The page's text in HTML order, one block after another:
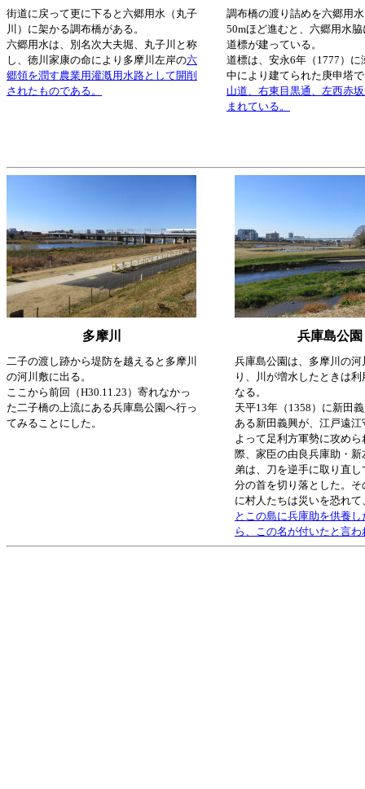
街道に戻って更に下ると六郷用水（丸子
川）に架かる調布橋がある。
六郷用水は、別名次大夫堀、丸子川と称
し、徳川家康の命により多摩川左岸の六
郷領を潤す農業用灌漑用水路として開削
されたものである。
調布橋の渡り詰めを六郷用
50mほど進むと、六郷用水
道標が建っている。
道標は、安永6年（1777）に
中により建てられた庚申塔
山道、右東目黒通、左西赤
まれている。
多摩川 兵庫島公園
二子の渡し跡から堤防を越えると多摩川
の河川敷に出る。
ここから前回（H30.11.23）寄れなかっ
た二子橋の上流にある兵庫島公園へ行っ
てみることにした。
兵庫島公園は、多摩川の河
り、川が増水したときは
なる。
天平13年（1358）に新田
ある新田義興が、江戸遠江
よって足利方軍勢に攻めら
際、家臣の由良兵庫助・新
弟は、刀を逆手に取り直し
分の首を切り落とした。そ
に村人たちは災いを恐れて
とこの島に兵庫助を供養し
ら、この名が付いたと言